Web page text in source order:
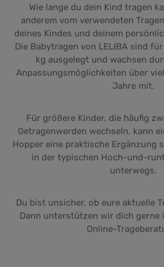
Wie lange du dein Kind tragen
anderem vom verwendeten
deines Kindes und deinem
Die Babytragen von LELIBA sind
kg ausgelegt und wachsen
Anpassungsmöglichkeiten über
Jahre mit.
Für größere Kinder, die häufig
Getragenwerden wechseln, kann
Hopper eine praktische Ergänzung
in der typischen Hoch-und-
unterwegs.
Du bist unsicher, ob eure aktuelle
Dann unterstützen wir dich gerne
Online-